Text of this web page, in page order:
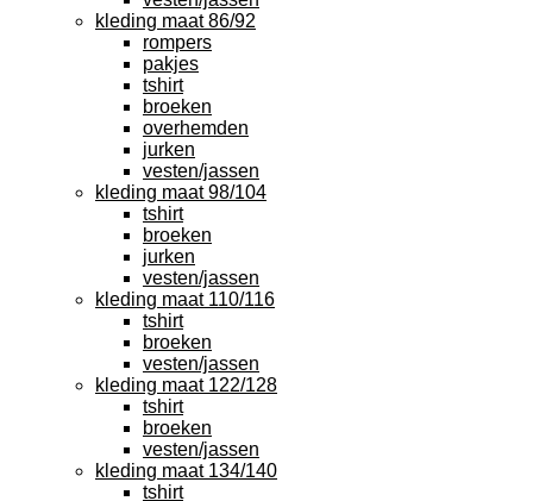
kleding maat 86/92
rompers
pakjes
tshirt
broeken
overhemden
jurken
vesten/jassen
kleding maat 98/104
tshirt
broeken
jurken
vesten/jassen
kleding maat 110/116
tshirt
broeken
vesten/jassen
kleding maat 122/128
tshirt
broeken
vesten/jassen
kleding maat 134/140
tshirt